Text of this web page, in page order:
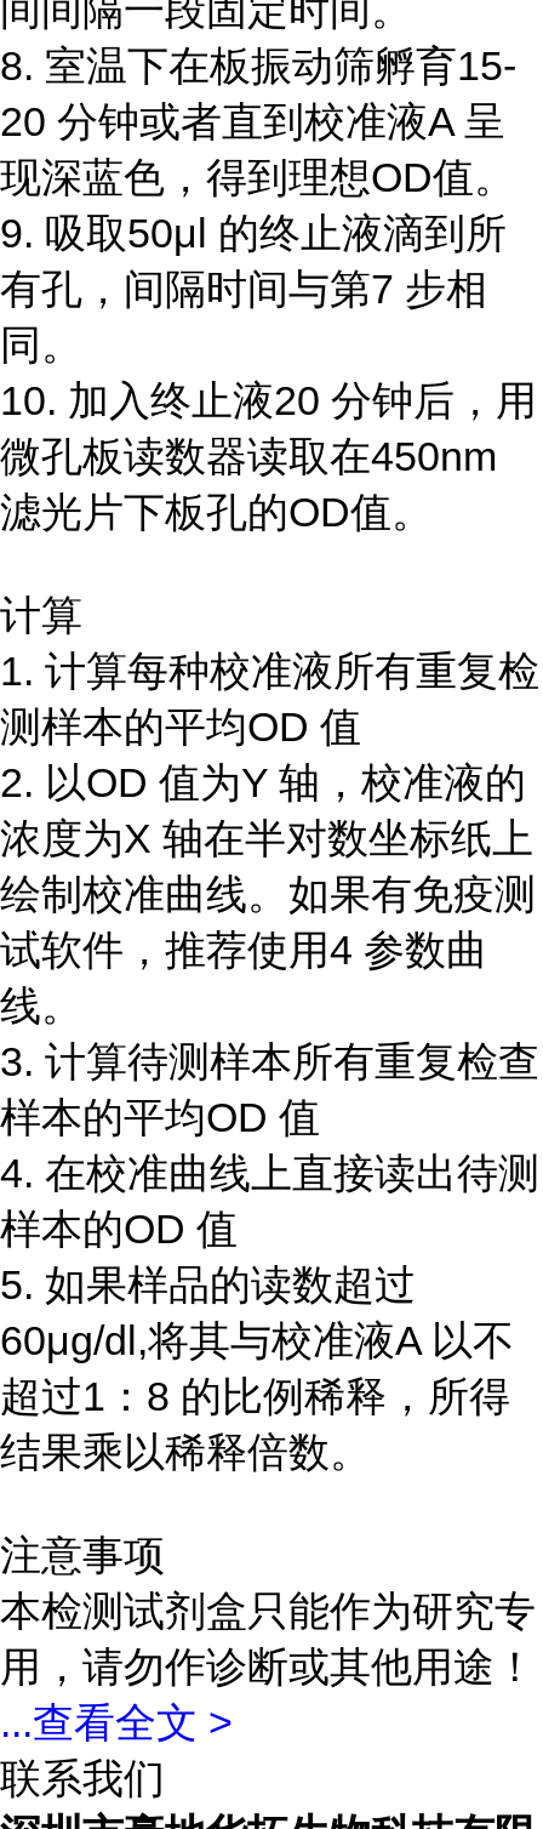
间间隔一段固定时间。
8. 室温下在板振动筛孵育15-
20 分钟或者直到校准液A 呈
现深蓝色，得到理想OD值。
9. 吸取50μl 的终止液滴到所
有孔，间隔时间与第7 步相
同。
10. 加入终止液20 分钟后，用
微孔板读数器读取在450nm
滤光片下板孔的OD值。
计算
1. 计算每种校准液所有重复检
测样本的平均OD 值
2. 以OD 值为Y 轴，校准液的
浓度为X 轴在半对数坐标纸上
绘制校准曲线。如果有免疫测
试软件，推荐使用4 参数曲
线。
3. 计算待测样本所有重复检查
样本的平均OD 值
4. 在校准曲线上直接读出待测
样本的OD 值
5. 如果样品的读数超过
60μg/dl,将其与校准液A 以不
超过1：8 的比例稀释，所得
结果乘以稀释倍数。
注意事项
本检测试剂盒只能作为研究专
用，请勿作诊断或其他用途！
...查看全文 >
联系我们